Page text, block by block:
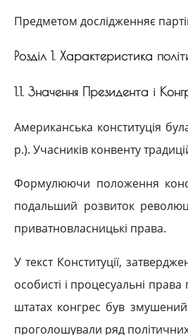
Предметом дослідженняє
Розділ 1. Характеристика
1.1. Значення Президента і
Американська конституція
p.). Учасників конвенту
Формулюючи положення
подальший розвиток
приватновласницькі права.
У текст Конституції,
особисті і процесуальні
штатах конгрес був
проголошували ряд